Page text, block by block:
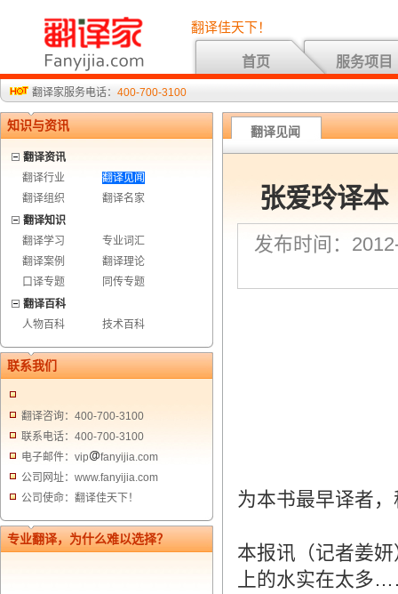
翻译佳天下！
首页 服务项目
翻译家服务电话： 400-700-3100
知识与资讯
翻译资讯
翻译行业
翻译见闻
翻译组织
翻译名家
翻译知识
翻译学习
专业词汇
翻译案例
翻译理论
口译专题
同传专题
翻译百科
人物百科
技术百科
联系我们
翻译咨询：400-700-3100
联系电话：400-700-3100
电子邮件：vip
fanyijia.com
公司网址：www.fanyijia.com
公司使命：翻译佳天下！
专业翻译，为什么难以选择？
翻译见闻
张爱玲译本
发布时间：
为本书最早译者
本报讯（记者姜
上的水实在太多